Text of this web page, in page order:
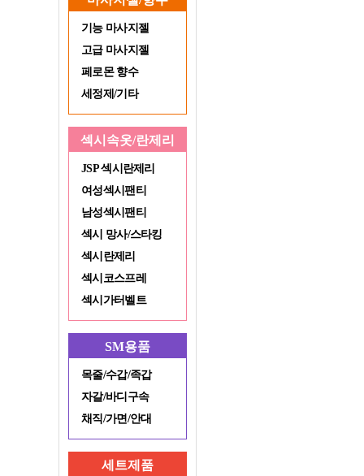
기능 마사지젤
고급 마사지젤
페로몬 향수
세정제/기타
섹시속옷/란제리
JSP 섹시란제리
여성섹시팬티
남성섹시팬티
섹시 망사/스타킹
섹시란제리
섹시코스프레
섹시가터벨트
SM용품
목줄/수갑/족갑
자갈/바디구속
채직/가면/안대
세트제품